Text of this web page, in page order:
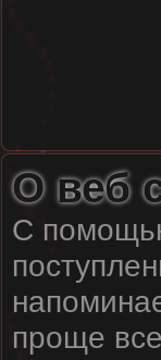
О веб
С
проще